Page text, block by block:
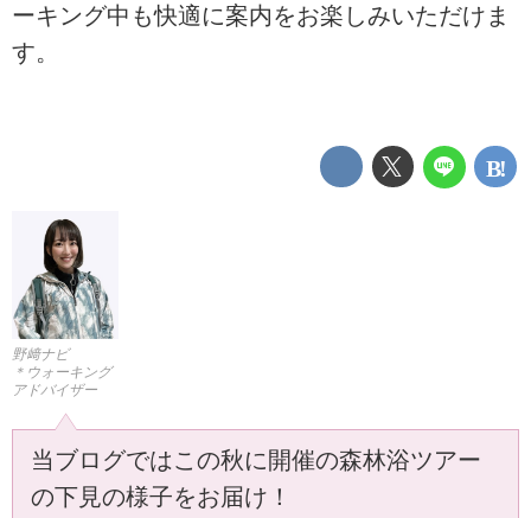
ーキング中も快適に案内をお楽しみいただけま
す。
野﨑ナビ
＊ウォーキング
アドバイザー
当ブログではこの秋に開催の森林浴ツアー
の下見の様子をお届け！